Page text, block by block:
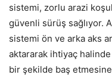
sistemi, zorlu arazi
güvenli sürüş sağlıyor.
sistemi ön ve arka aks
aktararak ihtiyaç
bir şekilde baş